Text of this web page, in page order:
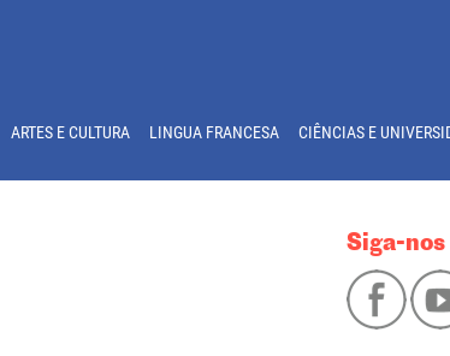
ARTES E CULTURA LINGUA FRANCESA CIÊNCIAS E
Siga-nos